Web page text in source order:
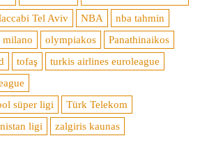
Tel Aviv NBA
nba tahmin
olympiakos
Panathinaikos
tofaş
turkis airlines euroleague
süper ligi
Türk Telekom
ligi zalgiris kaunas